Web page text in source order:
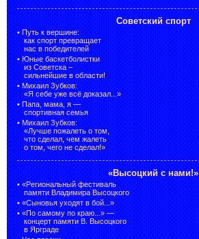
Советский спорт
• Путь к вершине:
как спорт превращает
нас в победителей
• Юные баскетболистки
из Советска –
сильнейшие в области!
• Михаил Зубков:
«Я себе уже всё доказал...»
• Папа, мама, я —
спортивная семья
• Михаил Зубков:
«Лучше пожалеть о том,
что сделал, чем жалеть
о том, чего не сделал!»
«Высоцкий с нами!»
• «Региональный фестиваль
памяти Владимира Высоцкого
• «Сыновья уходят в бой...»
• «По самому по краю...» —
концерт памяти В. Высоцкого
в Ярграде